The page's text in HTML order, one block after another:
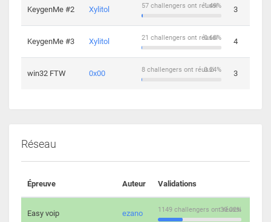
KeygenMe #2 Xylitol 1.49%
57 challengers ont réussi 3
KeygenMe #3 Xylitol 0.68%
21 challengers ont réussi 4
win32 FTW 0x00 0.24%
8 challengers ont réussi 3
Réseau
Épreuve Auteur Validations
Easy voip ezano 30.02%
1149 challengers ont réussi